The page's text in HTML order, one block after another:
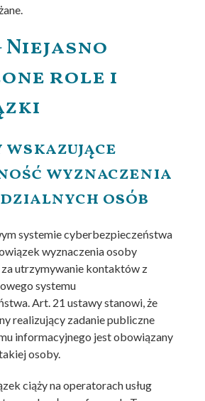
Niejasno
role i
wskazujące
wyznaczenia
osób
systemie cyberbezpieczeństwa
wyznaczenia osoby
utrzymywanie kontaktów z
systemu
Art. 21 ustawy stanowi, że
realizujący zadanie publiczne
informacyjnego jest obowiązany
osoby.
ciąży na operatorach usług